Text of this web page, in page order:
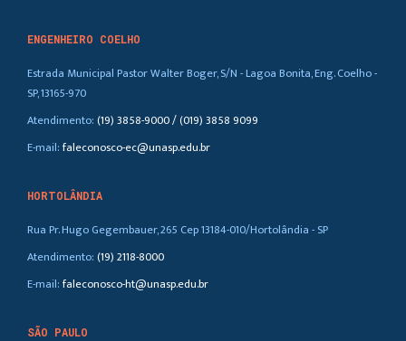
ENGENHEIRO COELHO
Estrada Municipal Pastor Walter Boger, S/N - Lagoa Bonita, Eng. Coelho -
SP, 13165-970
Atendimento:(19) 3858-9000 / (019) 3858 9099
E-mail:faleconosco-ec@unasp.edu.br
HORTOLÂNDIA
Rua Pr. Hugo Gegembauer, 265 Cep 13184-010/Hortolândia - SP
Atendimento:(19) 2118-8000
E-mail:faleconosco-ht@unasp.edu.br
SÃO PAULO